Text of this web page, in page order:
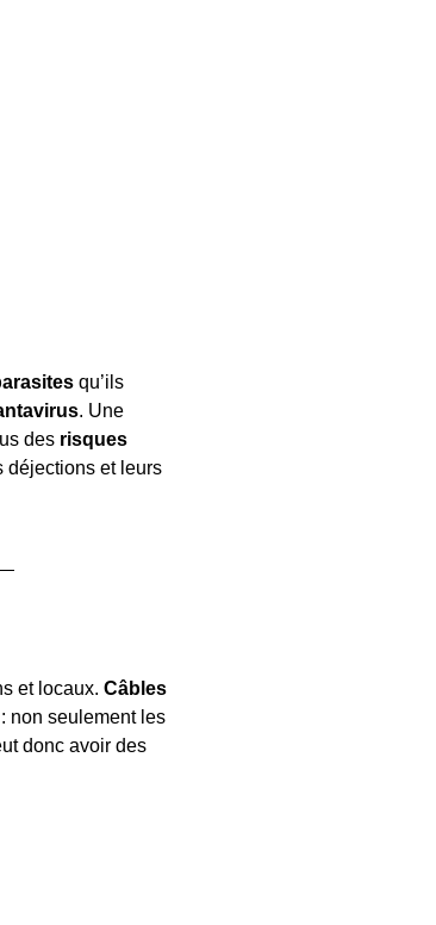
qu’ils
. Une
des risques
déjections et leurs
et locaux. Câbles
non seulement les
donc avoir des